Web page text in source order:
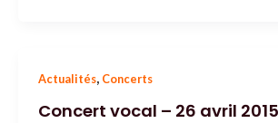
Actualités, Concerts
Concert vocal – 26 avril 2015